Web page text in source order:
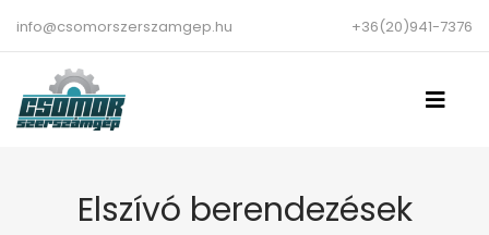
info@csomorszerszamgep.hu +36(20)941-7376
Elszívó berendezések